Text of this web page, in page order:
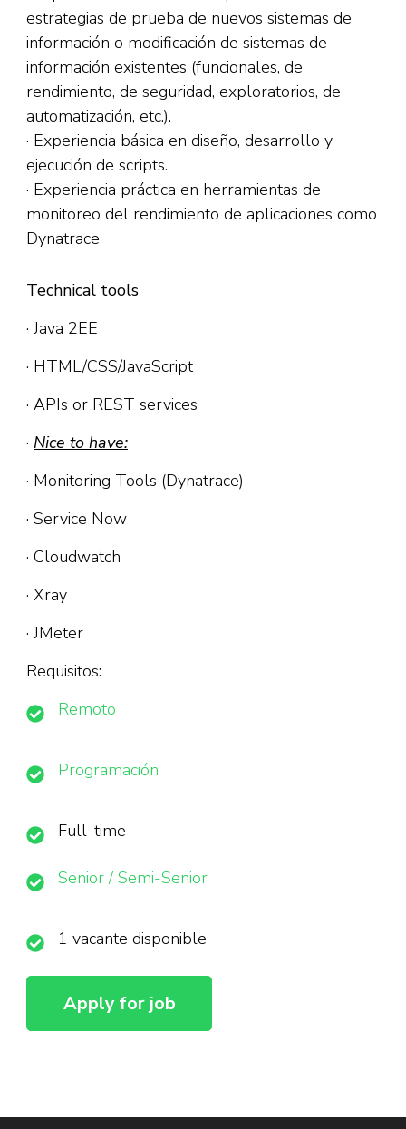
estrategias de prueba de nuevos sistemas de
información o modificación de sistemas de
información existentes (funcionales, de
rendimiento, de seguridad, exploratorios, de
automatización, etc.).
· Experiencia básica en diseño, desarrollo y
ejecución de scripts.
· Experiencia práctica en herramientas de
monitoreo del rendimiento de aplicaciones como
Dynatrace
Technical tools
· Java 2EE
· HTML/CSS/JavaScript
· APIs or REST services
· Nice to have:
· Monitoring Tools (Dynatrace)
· Service Now
· Cloudwatch
· Xray
· JMeter
Requisitos:
Remoto
Programación
Full-time
Senior / Semi-Senior
1 vacante disponible